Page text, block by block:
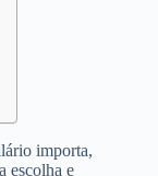
importa,
escolha e